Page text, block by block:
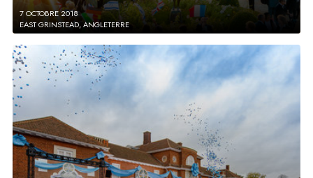
7 OCTOBRE 2018
EAST GRINSTEAD, ANGLETERRE